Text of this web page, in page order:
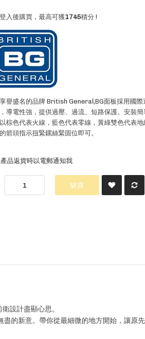
入後購買，最高可獲1745積分 !
譽盛名的品牌 British General,BG面板採用國
導電性強，提供過壓、過流、短路保護。安裝簡
棕色代表火線，藍色代表零線，黃綠雙色代表
箭頭指示扭緊鏍絲緊固位即可。
品返貨時以電郵通知我
缺貨
設計盡顯心思。
的新意。帶你從最細微的地方開始，讓原